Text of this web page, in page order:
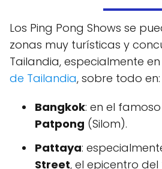
Los Ping Pong Shows se
zonas muy turísticas y
Tailandia, especialmente en
de Tailandia, sobre todo en:
Bangkok: en el
Patpong (Silom).
Pattaya:
Street, el epicentro del